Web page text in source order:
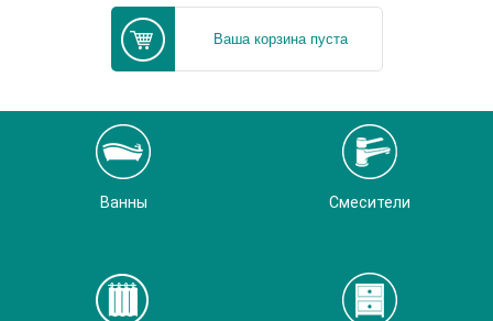
Ваша корзина пуста
Ванны Смесители